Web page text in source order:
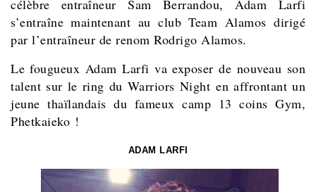
célèbre entraîneur Sam Berrandou, Adam Larfi
s’entraîne maintenant au club Team Alamos dirigé
par l’entraîneur de renom Rodrigo Alamos.
Le fougueux Adam Larfi va exposer de nouveau son
talent sur le ring du Warriors Night en affrontant un
jeune thaïlandais du fameux camp 13 coins Gym,
Phetkaieko !
ADAM LARFI